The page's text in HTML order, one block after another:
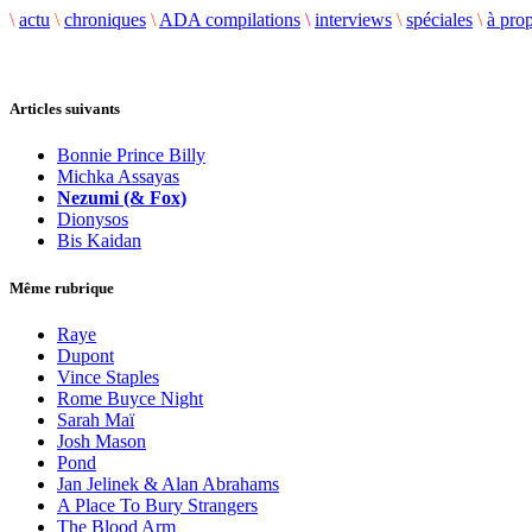
\ actu \ chroniques \ ADA compilations \ interviews \ spéciales \ à
Articles suivants
Bonnie Prince Billy
Michka Assayas
Nezumi (& Fox)
Dionysos
Bis Kaidan
Même rubrique
Raye
Dupont
Vince Staples
Rome Buyce Night
Sarah Maï
Josh Mason
Pond
Jan Jelinek & Alan Abrahams
A Place To Bury Strangers
The Blood Arm